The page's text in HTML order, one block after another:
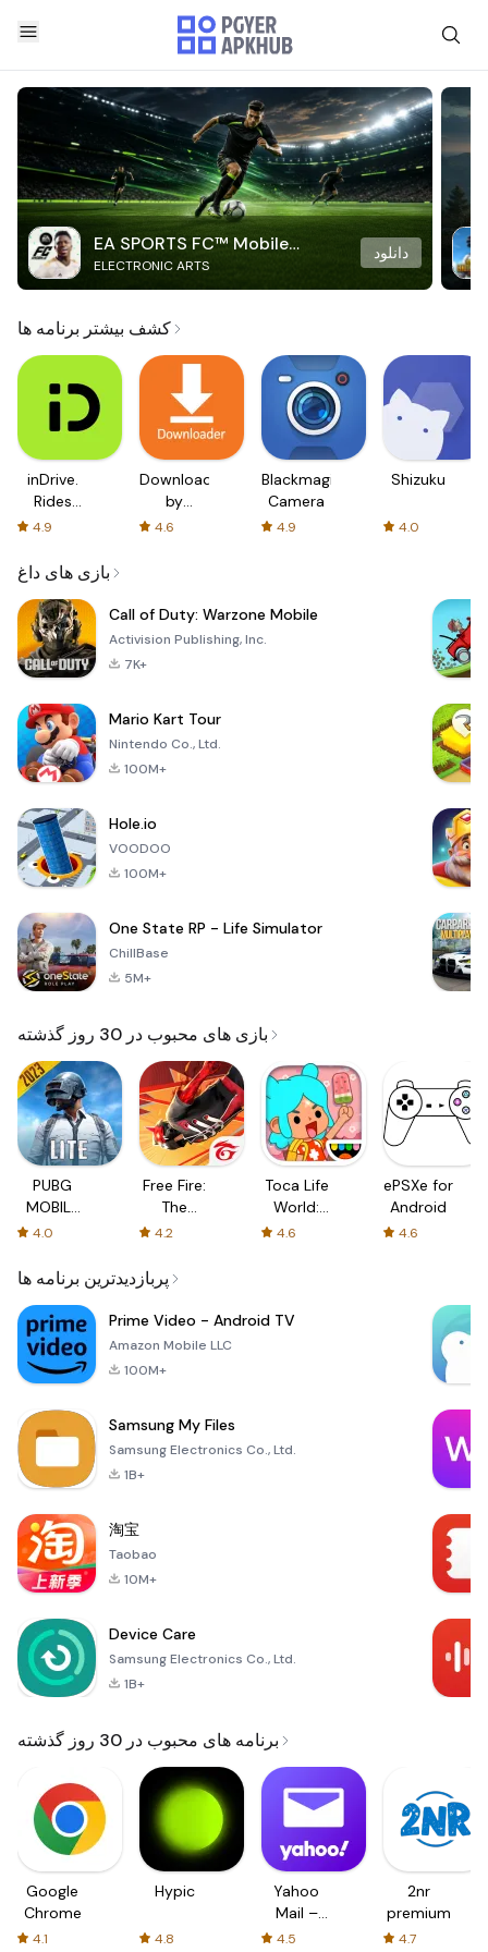
EA SPORTS FC™ Mobile
Soccer
ELECTRONIC ARTS
دانلود
کشف بیشتر برنامه ها
inDrive.
Rides
with fair
4.9
Downloader
by
AFTVnews
4.6
Blackmagic
Camera
4.9
Shizuku
4.0
بازی های داغ
Call of Duty: Warzone Mobile
Activision Publishing, Inc.
7K+
Mario Kart Tour
Nintendo Co., Ltd.
100M+
Hole.io
VOODOO
100M+
One State RP - Life Simulator
ChillBase
5M+
بازی های محبوب در 30 روز گذشته
PUBG
MOBILE
LITE
4.0
Free Fire:
The
Chaos
4.2
Toca Life
World:
Build a
4.6
ePSXe for
Android
4.6
پربازدیدترین برنامه ها
Prime Video - Android TV
Amazon Mobile LLC
100M+
Samsung My Files
Samsung Electronics Co., Ltd.
1B+
淘宝
Taobao
10M+
Device Care
Samsung Electronics Co., Ltd.
1B+
برنامه های محبوب در 30 روز گذشته
Google
Chrome
4.1
Hypic
4.8
Yahoo
Mail –
Organized
4.5
2nr
premium
4.7